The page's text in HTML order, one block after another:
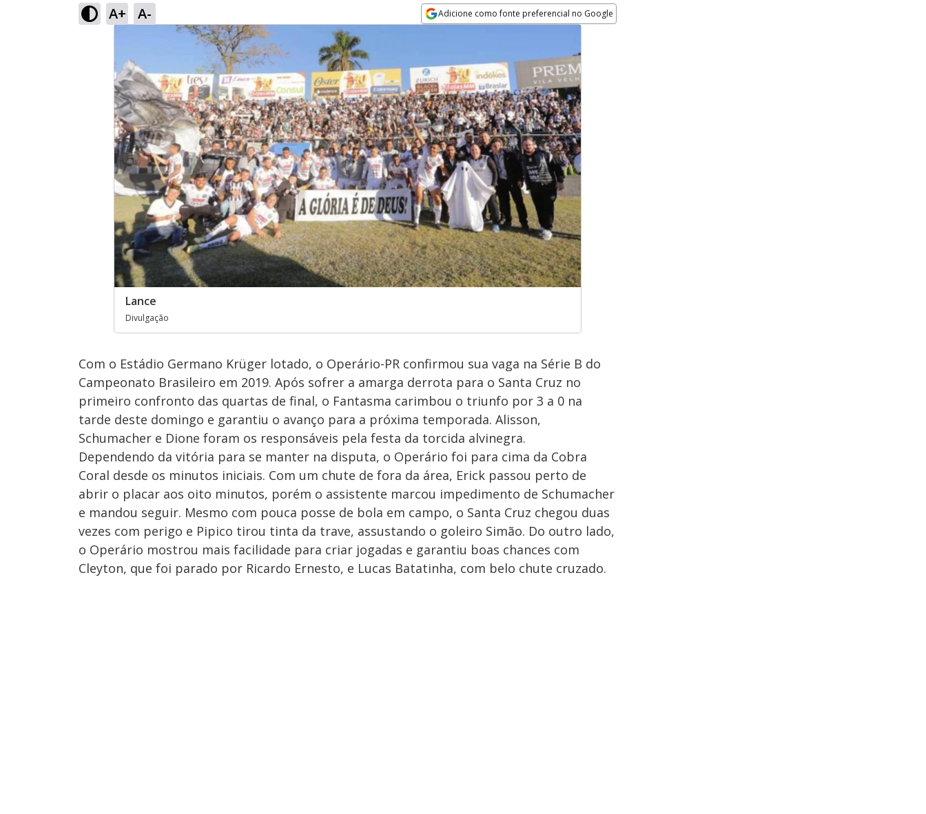
A+ A- Adicione como fonte preferencial no Google
Lance
Divulgação
Com o Estádio Germano Krüger lotado, o Operário-PR confirmou sua vaga na Série B do
Campeonato Brasileiro em 2019. Após sofrer a amarga derrota para o Santa Cruz no
primeiro confronto das quartas de final, o Fantasma carimbou o triunfo por 3 a 0 na
tarde deste domingo e garantiu o avanço para a próxima temporada. Alisson,
Schumacher e Dione foram os responsáveis pela festa da torcida alvinegra.
Dependendo da vitória para se manter na disputa, o Operário foi para cima da Cobra
Coral desde os minutos iniciais. Com um chute de fora da área, Erick passou perto de
abrir o placar aos oito minutos, porém o assistente marcou impedimento de Schumacher
e mandou seguir. Mesmo com pouca posse de bola em campo, o Santa Cruz chegou duas
vezes com perigo e Pipico tirou tinta da trave, assustando o goleiro Simão. Do outro lado,
o Operário mostrou mais facilidade para criar jogadas e garantiu boas chances com
Cleyton, que foi parado por Ricardo Ernesto, e Lucas Batatinha, com belo chute cruzado.